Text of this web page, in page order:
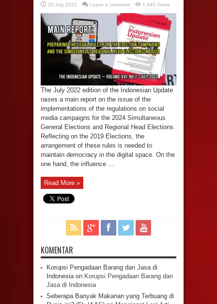
25 July 2022 Leave a comment 1,940 Views
The July 2022 edition of the Indonesian Update
raises a main report on the issue of the
implementations of the regulations on social
media campaigns for the 2024 Simultaneous
General Elections and Regional Head Elections.
Reflecting on the 2019 Elections, the
arrangement of these rules is needed to
maintain democracy in the digital space. On the
one hand, the influence ...
Read More »
KOMENTAR
Korupsi Pengadaan Barang dan Jasa di
Indonesiaon Korupsi Pengadaan Barang dan
Jasa di Indonesia
Seberapa Banyak Makanan yang Terbuang di